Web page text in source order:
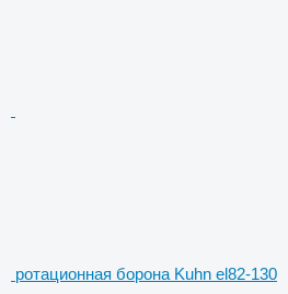
ротационная борона Kuhn el82-130